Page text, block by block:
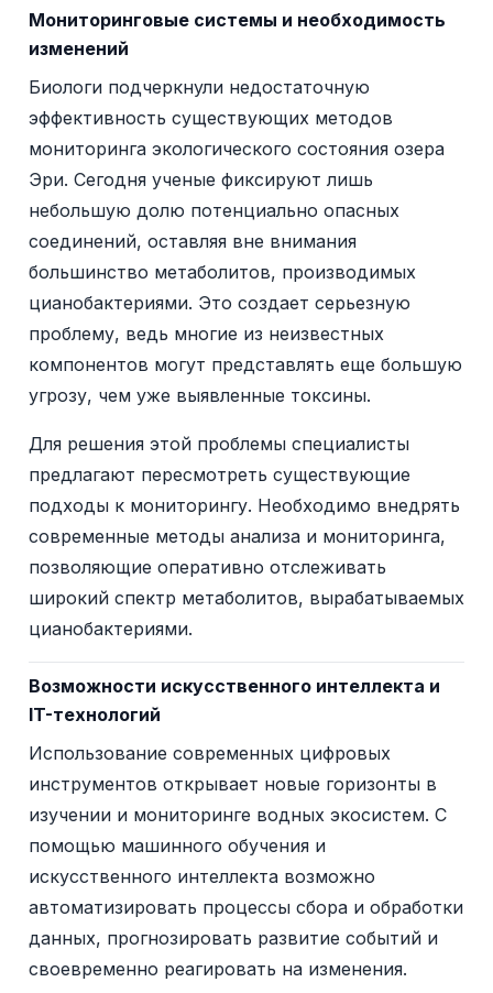
Мониторинговые системы и необходимость
изменений
Биологи подчеркнули недостаточную
эффективность существующих методов
мониторинга экологического состояния озера
Эри. Сегодня ученые фиксируют лишь
небольшую долю потенциально опасных
соединений, оставляя вне внимания
большинство метаболитов, производимых
цианобактериями. Это создает серьезную
проблему, ведь многие из неизвестных
компонентов могут представлять еще большую
угрозу, чем уже выявленные токсины.
Для решения этой проблемы специалисты
предлагают пересмотреть существующие
подходы к мониторингу. Необходимо внедрять
современные методы анализа и мониторинга,
позволяющие оперативно отслеживать
широкий спектр метаболитов, вырабатываемых
цианобактериями.
Возможности искусственного интеллекта и
IT-технологий
Использование современных цифровых
инструментов открывает новые горизонты в
изучении и мониторинге водных экосистем. С
помощью машинного обучения и
искусственного интеллекта возможно
автоматизировать процессы сбора и обработки
данных, прогнозировать развитие событий и
своевременно реагировать на изменения.